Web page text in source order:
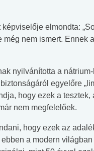
elmondta:
nem ismert. Ennek
nyilvánította a
egyelőre
hogy ezek a
nem megfelelőek.
hogy ezek az
a modern